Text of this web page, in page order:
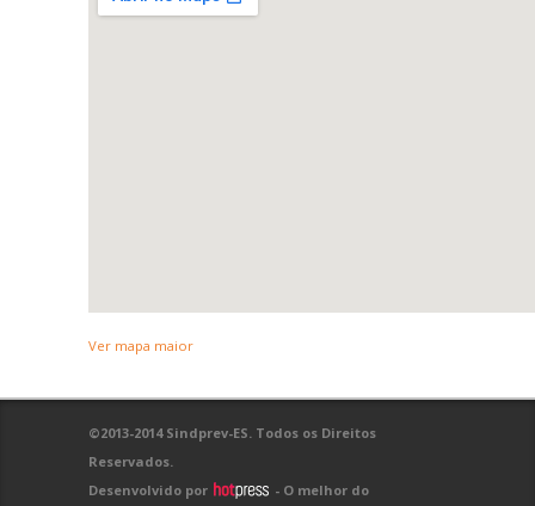
Ver mapa maior
©2013-2014 Sindprev-ES. Todos os Direitos
Reservados.
Desenvolvido por
- O melhor do